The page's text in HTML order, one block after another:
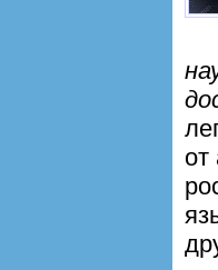
от